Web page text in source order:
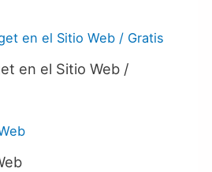
en el Sitio Web /